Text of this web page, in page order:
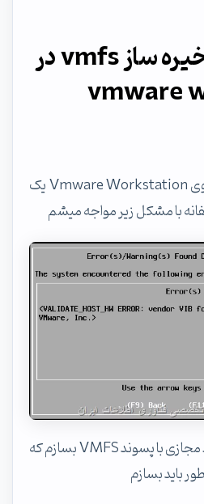
ساخت فایل ذخیره ساز vmfs در
vmware
دوستان من میخواستم روی Vmware Workstation یک
در تنظیمات هارد باید هارد مجازی با پسوند VMFS بسازم که
باید بسازم